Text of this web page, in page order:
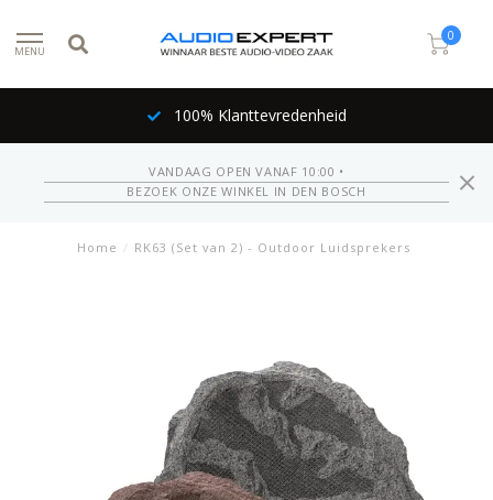
MENU
0
100% Klanttevredenheid
VANDAAG OPEN VANAF 10:00 •
BEZOEK ONZE WINKEL IN DEN BOSCH
Home / RK63 (Set van 2) - Outdoor Luidsprekers